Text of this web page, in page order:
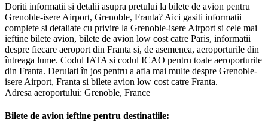
Doriti informatii si detalii asupra pretului la bilete de avion pentru
Grenoble-isere Airport, Grenoble, Franta? Aici gasiti informatii
complete si detaliate cu privire la Grenoble-isere Airport si cele mai
ieftine bilete avion, bilete de avion low cost catre Paris, informatii
despre fiecare aeroport din Franta si, de asemenea, aeroporturile din
întreaga lume. Codul IATA si codul ICAO pentru toate aeroporturile
din Franta. Derulati în jos pentru a afla mai multe despre Grenoble-
isere Airport, Franta si bilete avion low cost catre Franta.
Adresa aeroportului: Grenoble, France
Bilete de avion ieftine pentru destinatiile: